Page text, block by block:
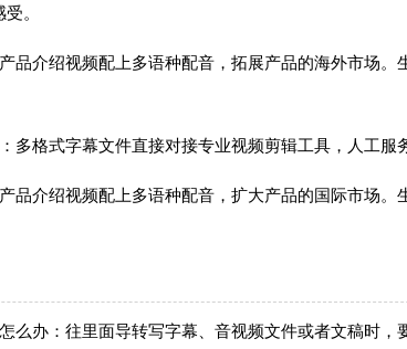
。
品介绍视频配上多语种配音，拓展产品的海外市场
多格式字幕文件直接对接专业视频剪辑工具，人工服
品介绍视频配上多语种配音，扩大产品的国际市场
么办：往里面导转写字幕、音视频文件或者文稿时